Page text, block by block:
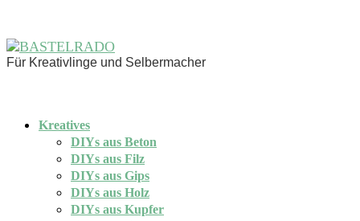
Für Kreativlinge und Selbermacher
Kreatives
DIYs aus Beton
DIYs aus Filz
DIYs aus Gips
DIYs aus Holz
DIYs aus Kupfer